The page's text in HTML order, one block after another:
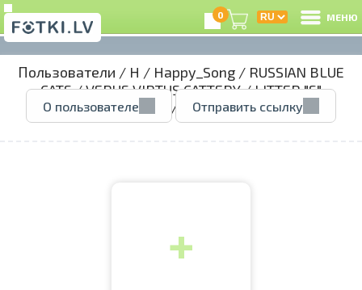
0 МЕНЮ
Пользователи / H / Happy_Song / RUSSIAN BLUE
CATS/VERUS VIRTUS CATTERY/LITTER "S"
15.05.2022
/
О пользователе Отправить ссылку
+